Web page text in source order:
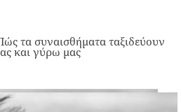
τα συναισθήματα ταξιδεύουν
και γύρω μας